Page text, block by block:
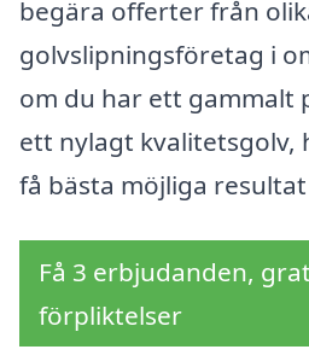
begära offerter från
golvslipningsföretag i
om du har ett gammalt
ett nylagt kvalitetsgolv,
få bästa möjliga
Få 3 erbjudanden,
förpliktelser